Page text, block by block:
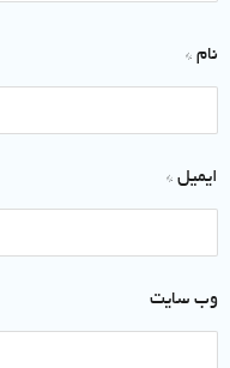
نام *
ایمیل *
وب‌ سایت